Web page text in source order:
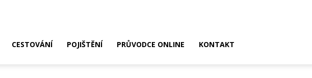
CESTOVÁNÍ POJIŠTĚNÍ PRŮVODCE ONLINE KONTAKT